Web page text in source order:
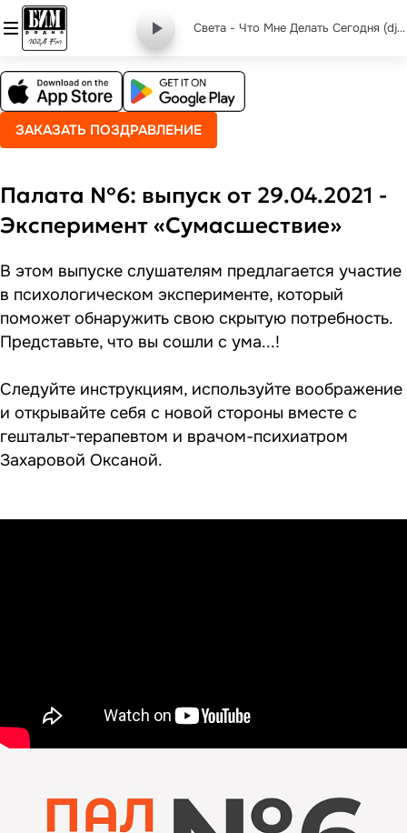
Света - Что Мне Делать Сегодня (dj vini)
ЗАКАЗАТЬ ПОЗДРАВЛЕНИЕ
Палата №6: выпуск от 29.04.2021 -
Эксперимент «Сумасшествие»
В этом выпуске слушателям предлагается участие
в психологическом эксперименте, который
поможет обнаружить свою скрытую потребность.
Представьте, что вы сошли с ума...!
Следуйте инструкциям, используйте воображение
и открывайте себя с новой стороны вместе с
гештальт-терапевтом и врачом-психиатром
Захаровой Оксаной.